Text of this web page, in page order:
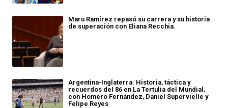
Maru Ramírez repasó su carrera y su historia
de superación con Eliana Recchia.
Argentina-Inglaterra: Historia, táctica y
recuerdos del 86 en La Tertulia del Mundial,
con Homero Fernández, Daniel Supervielle y
Felipe Reyes